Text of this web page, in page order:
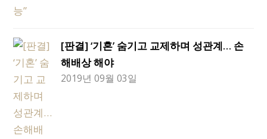
[판결] ‘기혼’ 숨기고 교제하며 성관계… 손
해배상 해야
2019년 09월 03일